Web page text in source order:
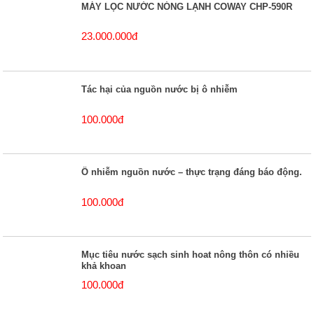
MÁY LỌC NƯỚC NÓNG LẠNH COWAY CHP-590R
23.000.000đ
Tác hại của nguồn nước bị ô nhiễm
100.000đ
Ô nhiễm nguồn nước – thực trạng đáng báo động.
100.000đ
Mục tiêu nước sạch sinh hoat nông thôn có nhiều
khả khoan
100.000đ